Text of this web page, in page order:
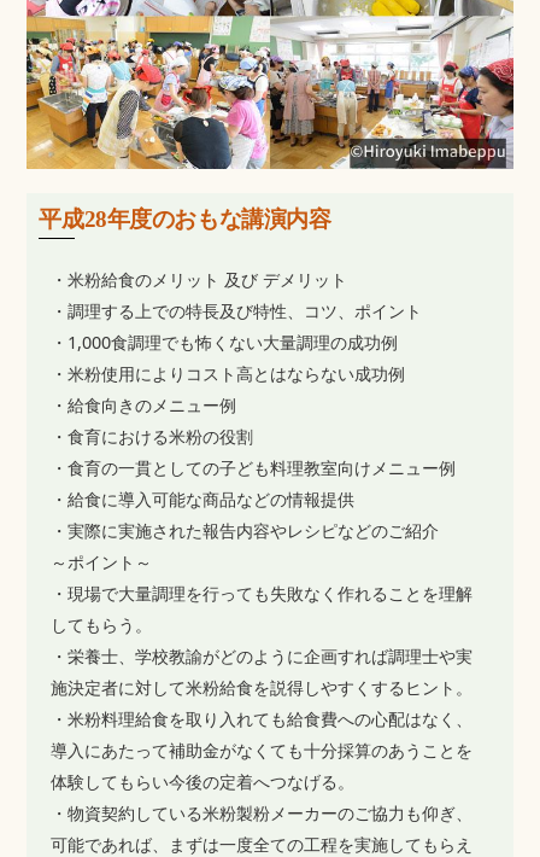
平成28年度のおもな講演内容
・米粉給食のメリット 及び デメリット
・調理する上での特長及び特性、コツ、ポイント
・1,000食調理でも怖くない大量調理の成功例
・米粉使用によりコスト高とはならない成功例
・給食向きのメニュー例
・食育における米粉の役割
・食育の一貫としての子ども料理教室向けメニュー例
・給食に導入可能な商品などの情報提供
・実際に実施された報告内容やレシピなどのご紹介
～ポイント～
・現場で大量調理を行っても失敗なく作れることを理解
してもらう。
・栄養士、学校教諭がどのように企画すれば調理士や実
施決定者に対して米粉給食を説得しやすくするヒント。
・米粉料理給食を取り入れても給食費への心配はなく、
導入にあたって補助金がなくても十分採算のあうことを
体験してもらい今後の定着へつなげる。
・物資契約している米粉製粉メーカーのご協力も仰ぎ、
可能であれば、まずは一度全ての工程を実施してもらえ